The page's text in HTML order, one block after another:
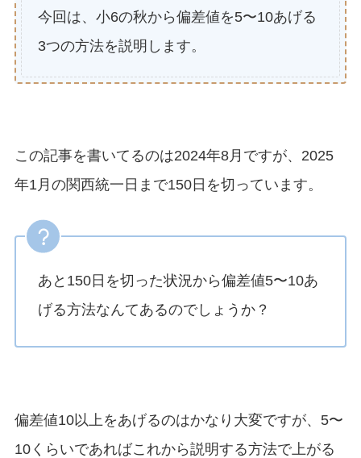
今回は、小6の秋から偏差値を5〜10あげる
3つの方法を説明します。
この記事を書いてるのは2024年8月ですが、2025
年1月の関西統一日まで150日を切っています。
あと150日を切った状況から偏差値5〜10あ
げる方法なんてあるのでしょうか？
偏差値10以上をあげるのはかなり大変ですが、5〜
10くらいであればこれから説明する方法で上がる